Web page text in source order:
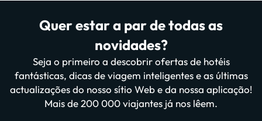
Quer estar a par de todas as
novidades?
Seja o primeiro a descobrir ofertas de hotéis
fantásticas, dicas de viagem inteligentes e as últimas
actualizações do nosso sítio Web e da nossa aplicação!
Mais de 200 000 viajantes já nos lêem.